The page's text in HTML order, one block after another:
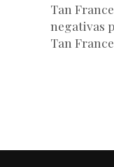
Tan
negativas
Tan